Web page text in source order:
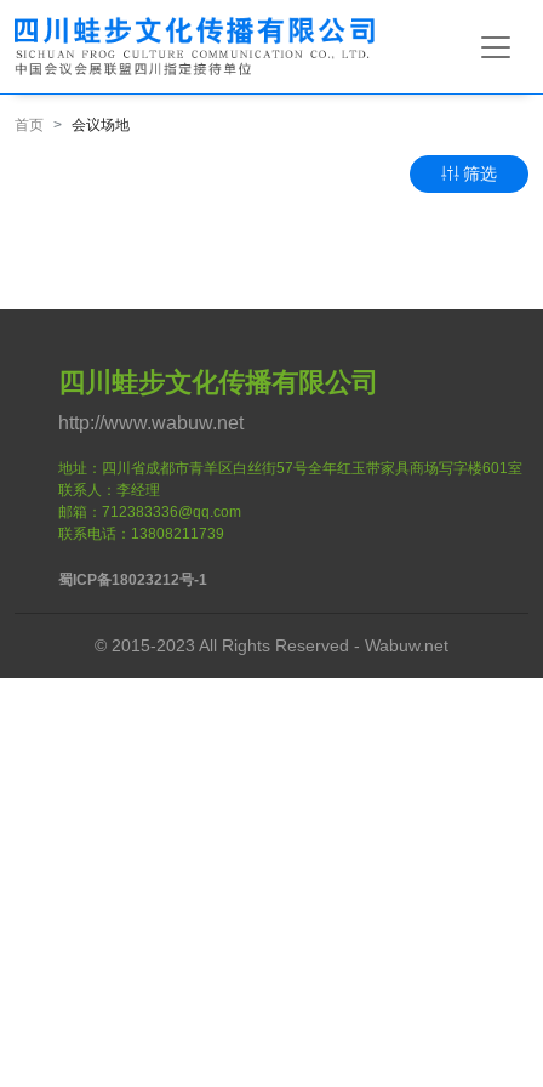
首页 会议场地
筛选
四川蛙步文化传播有限公司
http://www.wabuw.net
地址：四川省成都市青羊区白丝街57号全年红玉带家具商场写字楼601室
联系人：李经理
邮箱：712383336@qq.com
联系电话：13808211739
蜀ICP备18023212号-1
© 2015-2023 All Rights Reserved - Wabuw.net